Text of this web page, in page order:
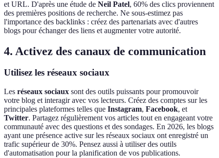
et URL. D'après une étude de Neil Patel, 60% des clics proviennent
des premières positions de recherche. Ne sous-estimez pas
l'importance des backlinks : créez des partenariats avec d'autres
blogs pour échanger des liens et augmenter votre autorité.
4. Activez des canaux de communication
Utilisez les réseaux sociaux
Les réseaux sociaux sont des outils puissants pour promouvoir
votre blog et interagir avec vos lecteurs. Créez des comptes sur les
principales plateformes telles que Instagram, Facebook, et
Twitter. Partagez régulièrement vos articles tout en engageant votre
communauté avec des questions et des sondages. En 2026, les blogs
ayant une présence active sur les réseaux sociaux ont enregistré un
trafic supérieur de 30%. Pensez aussi à utiliser des outils
d'automatisation pour la planification de vos publications.